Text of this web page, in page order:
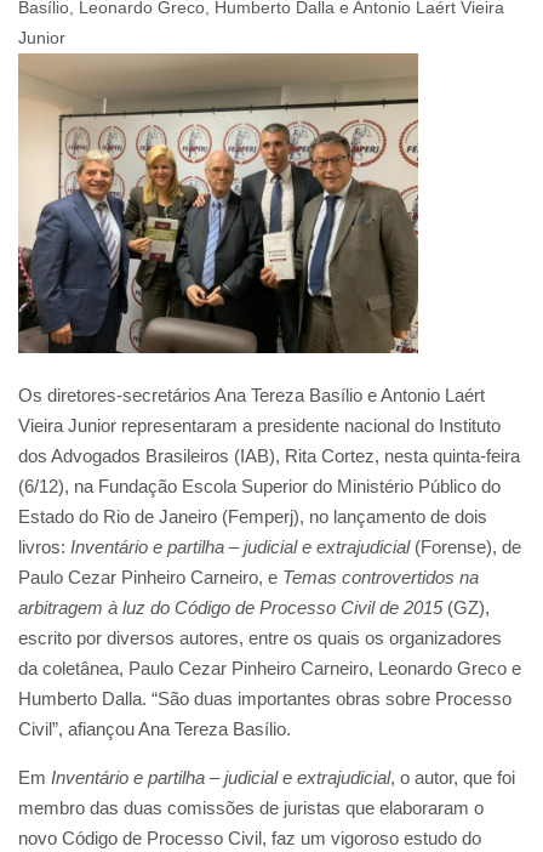
Basílio, Leonardo Greco, Humberto Dalla e Antonio Laért Vieira
Junior
Os diretores-secretários Ana Tereza Basílio e Antonio Laért
Vieira Junior representaram a presidente nacional do Instituto
dos Advogados Brasileiros (IAB), Rita Cortez, nesta quinta-feira
(6/12), na Fundação Escola Superior do Ministério Público do
Estado do Rio de Janeiro (Femperj), no lançamento de dois
livros: Inventário e partilha – judicial e extrajudicial(Forense), de
Paulo Cezar Pinheiro Carneiro, e Temas controvertidos na
arbitragem à luz do Código de Processo Civil de 2015(GZ),
escrito por diversos autores, entre os quais os organizadores
da coletânea, Paulo Cezar Pinheiro Carneiro, Leonardo Greco e
Humberto Dalla. “São duas importantes obras sobre Processo
Civil”, afiançou Ana Tereza Basílio.
Em Inventário e partilha – judicial e extrajudicial, o autor, que foi
membro das duas comissões de juristas que elaboraram o
novo Código de Processo Civil, faz um vigoroso estudo do